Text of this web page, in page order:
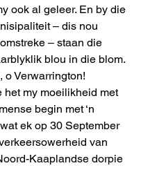
ook al geleer. En by die
– dis nou
– staan die
blou in die blom.
o Verwarrington!
het my moeilikheid met
begin met ‘n
ek op 30 September
van
Kaaplandse dorpie